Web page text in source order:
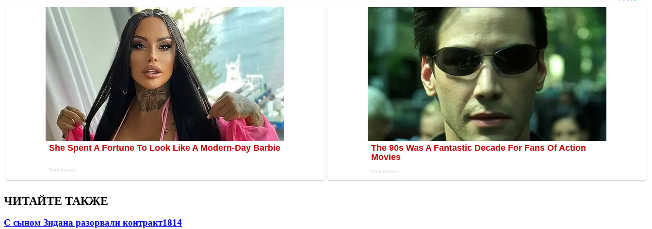
ЧИТАЙТЕ ТАКЖЕ
С сыном Зидана разорвали контракт1814